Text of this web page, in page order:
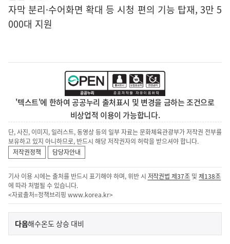
자막 분리·수어화면 확대 등 시청 편의 기능 탑재, 3만 5
000대 지원
'텍스트'에 한하여 공공누리 출처표시 및 변경을 금하는 조건으로
비상업적 이용이 가능합니다.
단, 사진, 이미지, 일러스트, 동영상 등의 일부 자료는 문화체육관광부가 저작권 전부를
보유하고 있지 아니하므로, 반드시 해당 저작권자의 허락을 받으셔야 합니다.
저작권정책
담당자안내
기사 이용 시에는 출처를 반드시 표기해야 하며, 위반 시 저작권법 제37조 및제138조
에 따라 처벌될 수 있습니다.
<자료출처=정책브리핑 www.korea.kr>
이
전
다음기
해수온도 상승 대비